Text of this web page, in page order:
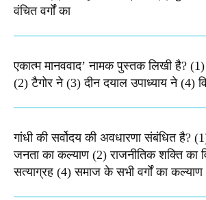
वंचित वर्गों का
एकात्म मानववाद’ नामक पुस्तक लिखी है? (1)
(2) टैगोर ने (3) दीन दयाल उपाध्याय ने (4)
गांधी की सर्वोदय की अवधारणा संबंधित है?
जनता का कल्याण (2) राजनीतिक शक्ति का
सत्याग्रह (4) समाज के सभी वर्गों का